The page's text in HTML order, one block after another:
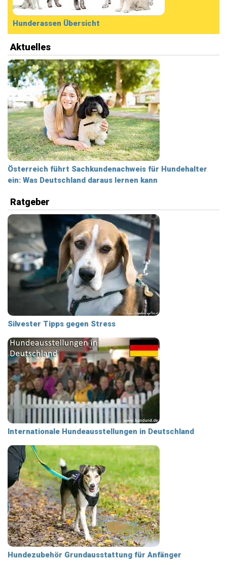
Hunderassen Übersicht
Aktuelles
Österreich führt Sachkundenachweis für Hundehalter
ein: Was Deutschland daraus lernen kann
Ratgeber
Silvester Tipps gegen Stress
Internationale Hundeausstellungen in Deutschland
Hundezubehör Grundausstattung für Anfänger